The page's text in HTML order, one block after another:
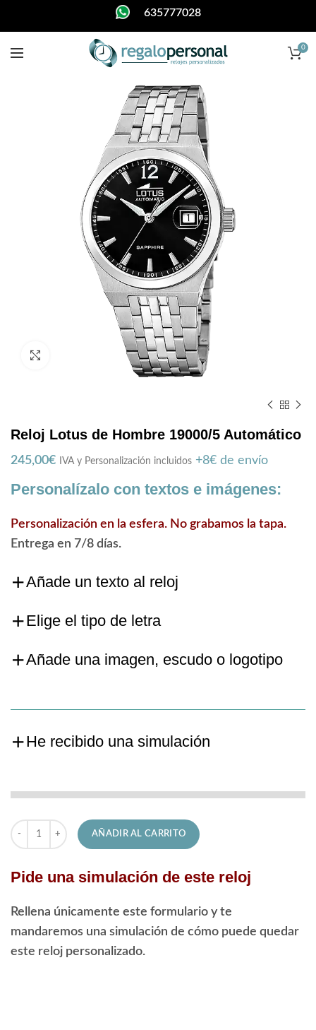
635777028
0
Reloj Lotus de Hombre 19000/5 Automático
245,00€ IVA y Personalización incluidos +8€ de envío
Personalízalo con textos e imágenes:
Personalización en la esfera. No grabamos la tapa.
Entrega en 7/8 días.
Añade un texto al reloj
Elige el tipo de letra
Añade una imagen, escudo o logotipo
He recibido una simulación
Reloj Lotus de Hombre 19000/5 Automático cantidad
AÑADIR AL CARRITO
Pide una simulación de este reloj
Rellena únicamente este formulario y te
mandaremos una simulación de cómo puede quedar
este reloj personalizado.